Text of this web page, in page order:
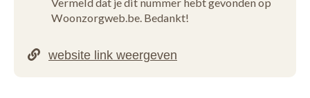
Woonzorgweb.be. Bedankt!